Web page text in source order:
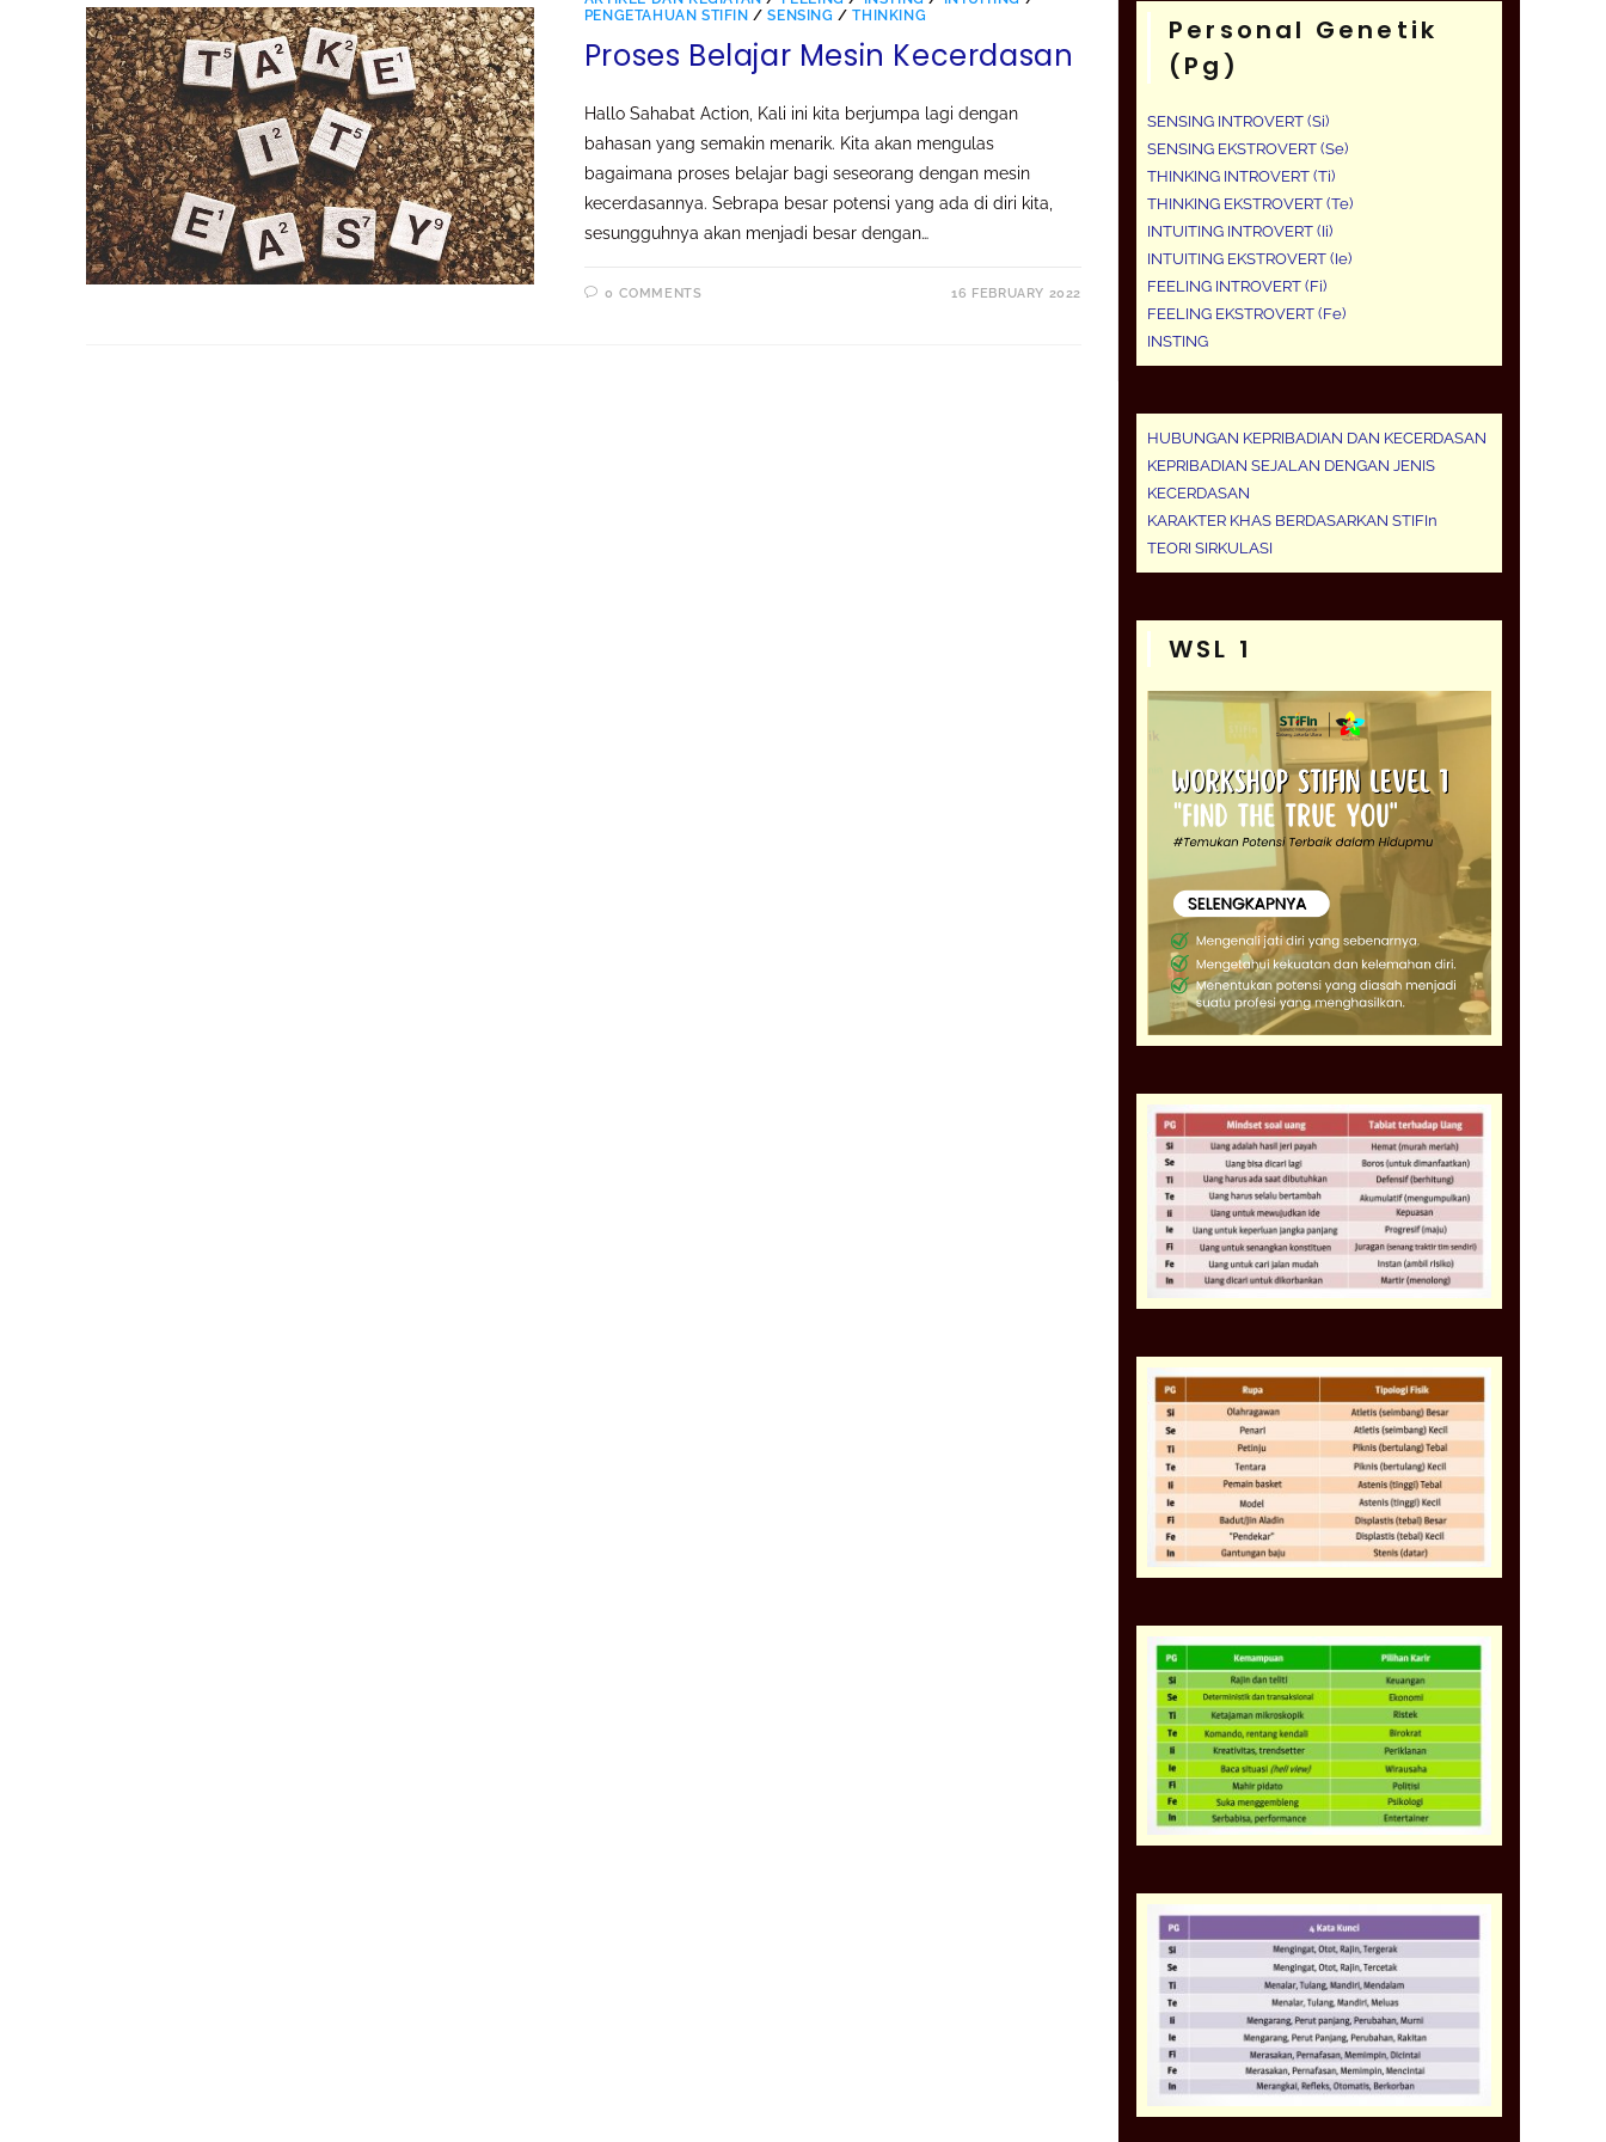
PENGETAHUAN STIFIN /SENSING /THINKING
Proses Belajar Mesin Kecerdasan
Hallo Sahabat Action, Kali ini kita berjumpa lagi dengan
bahasan yang semakin menarik. Kita akan mengulas
bagaimana proses belajar bagi seseorang dengan mesin
kecerdasannya. Sebrapa besar potensi yang ada di diri kita,
sesungguhnya akan menjadi besar dengan…
0 COMMENTS 16 FEBRUARY 2022
Personal Genetik
(pg)
SENSING INTROVERT (Si)
SENSING EKSTROVERT (Se)
THINKING INTROVERT (Ti)
THINKING EKSTROVERT (Te)
INTUITING INTROVERT (Ii)
INTUITING EKSTROVERT (Ie)
FEELING INTROVERT (Fi)
FEELING EKSTROVERT (Fe)
INSTING
HUBUNGAN KEPRIBADIAN DAN KECERDASAN
KEPRIBADIAN SEJALAN DENGAN JENIS
KECERDASAN
KARAKTER KHAS BERDASARKAN STIFIn
TEORI SIRKULASI
WSL 1